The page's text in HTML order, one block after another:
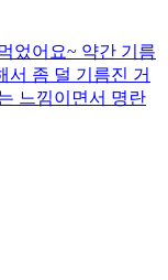
었어요~ 약간 기름
서 좀 덜 기름진 거
느낌이면서 명란